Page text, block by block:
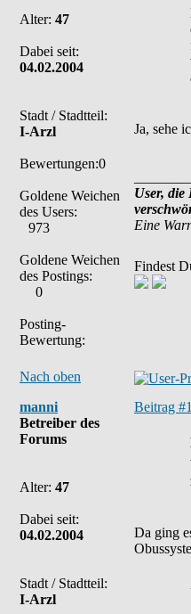
Alter: 47
Dabei seit:
04.02.2004
Stadt / Stadtteil:
I-Arzl
Bewertungen:0
Goldene Weichen
des Users:
973
Goldene Weichen
des Postings:
0
Posting-
Bewertung:
Ja, sehe
User, die
Eine
Findest
Nach oben
manni
Betreiber des
Forums
Alter: 47
Dabei seit:
04.02.2004
Stadt / Stadtteil:
I-Arzl
Beitrag
Da ging